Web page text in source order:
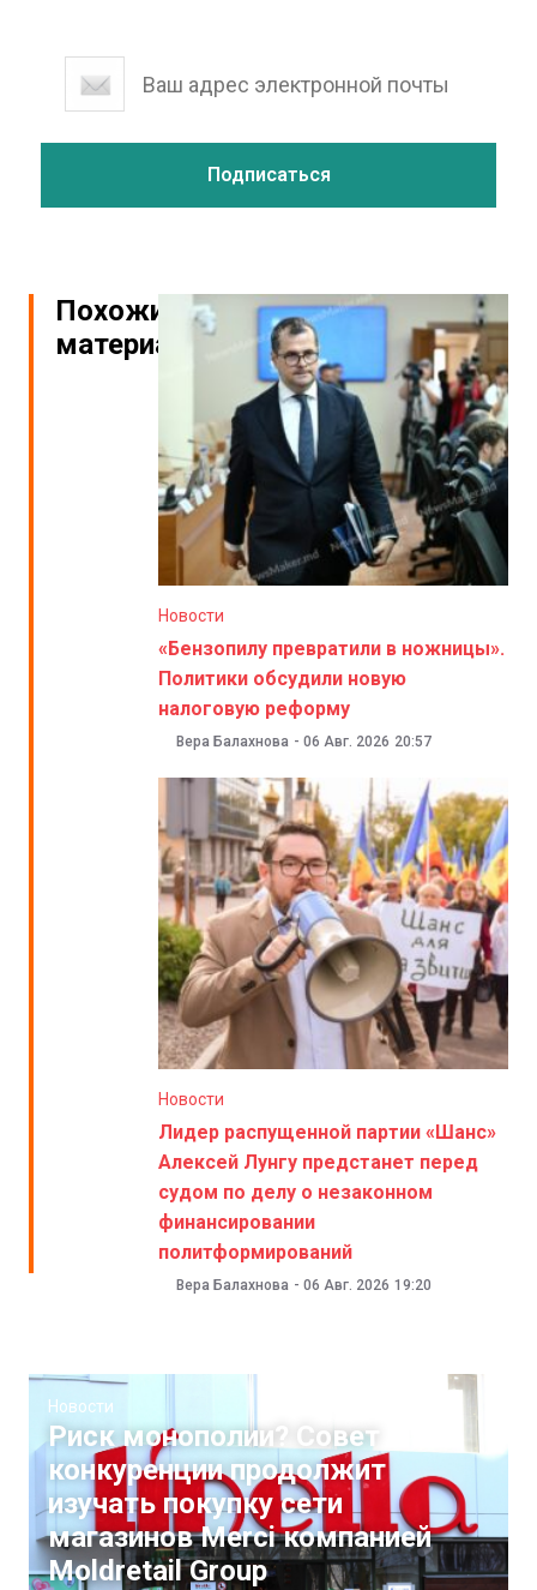
Похожие
материалы
Новости
«Бензопилу превратили в ножницы».
Политики обсудили новую
налоговую реформу
Вера Балахнова - 06 Авг. 2026 20:57
Новости
Лидер распущенной партии «Шанс»
Алексей Лунгу предстанет перед
судом по делу о незаконном
финансировании
политформирований
Вера Балахнова - 06 Авг. 2026 19:20
Новости
Риск монополии? Совет
конкуренции продолжит
изучать покупку сети
магазинов Merci компанией
Moldretail Group